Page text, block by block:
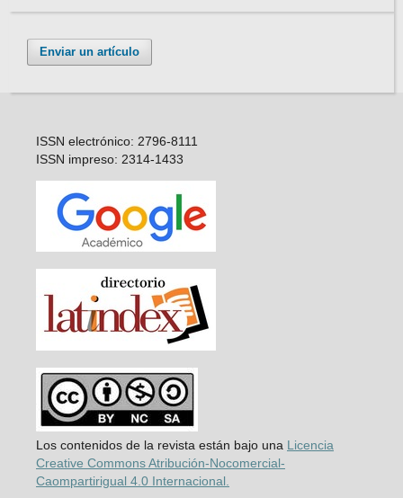
Enviar un artículo
ISSN electrónico: 2796-8111
ISSN impreso: 2314-1433
Los contenidos de la revista están bajo una Licencia
Creative Commons Atribución-Nocomercial-
Caompartirigual 4.0 Internacional.